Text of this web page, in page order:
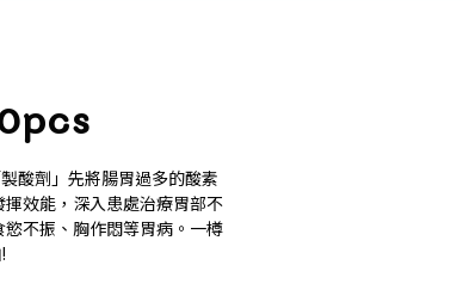
酸劑」先將腸胃過多的酸素
效能，深入患處治療胃部不
不振、胸作悶等胃病。一樽